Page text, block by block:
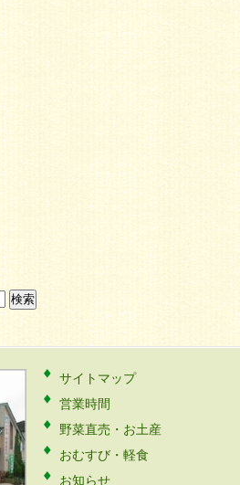
サイトマップ
営業時間
野菜直売・お土産
おむすび・軽食
お知らせ